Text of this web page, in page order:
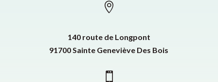

140 route de Longpont
91700 Sainte Geneviève Des Bois
